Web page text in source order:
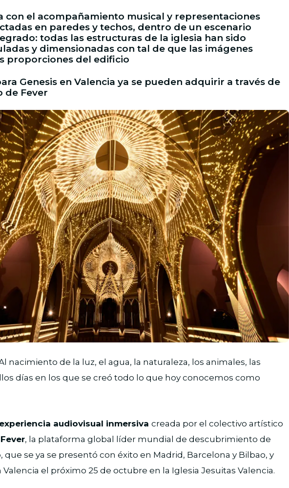
con el acompañamiento musical y representaciones
en paredes y techos, dentro de un escenario
todas las estructuras de la iglesia han sido
y dimensionadas con tal de que las imágenes
proporciones del edificio
Genesis en Valencia ya se pueden adquirir a través de
de Fever
nacimiento de la luz, el agua, la naturaleza, los animales, las
días en los que se creó todo lo que hoy conocemos como
audiovisual inmersiva creada por el colectivo artístico
, la plataforma global líder mundial de descubrimiento de
se ya se presentó con éxito en Madrid, Barcelona y Bilbao, y
el próximo 25 de octubre en la Iglesia Jesuitas Valencia.